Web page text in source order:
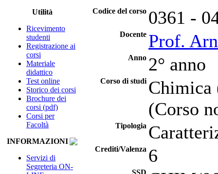
Utilità
Ricevimento
studenti
Registrazione ai
corsi
Materiale
didattico
Test online
Storico dei corsi
Brochure dei
corsi (pdf)
Corsi per
Facoltà
INFORMAZIONI
Servizi di
Segreteria ON-
Codice del corso 0361 -
Docente Prof.
Anno 2° anno
Corso di studi
(Corso
Tipologia
Crediti/Valenza 6
SSD